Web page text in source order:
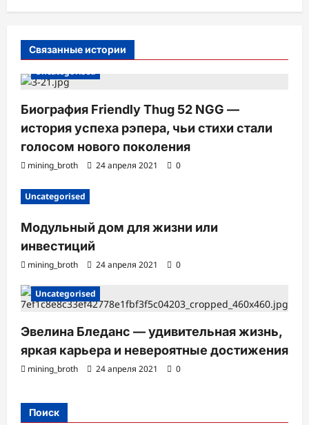
и
Связанные истории
Uncategorised
Биография Friendly Thug 52 NGG —
история успеха рэпера, чьи стихи стали
голосом нового поколения
mining_broth 24 апреля 2021 0
Uncategorised
Модульный дом для жизни или
инвестиций
mining_broth 24 апреля 2021 0
Uncategorised
Эвелина Бледанс — удивительная жизнь,
яркая карьера и невероятные достижения
mining_broth 24 апреля 2021 0
Поиск